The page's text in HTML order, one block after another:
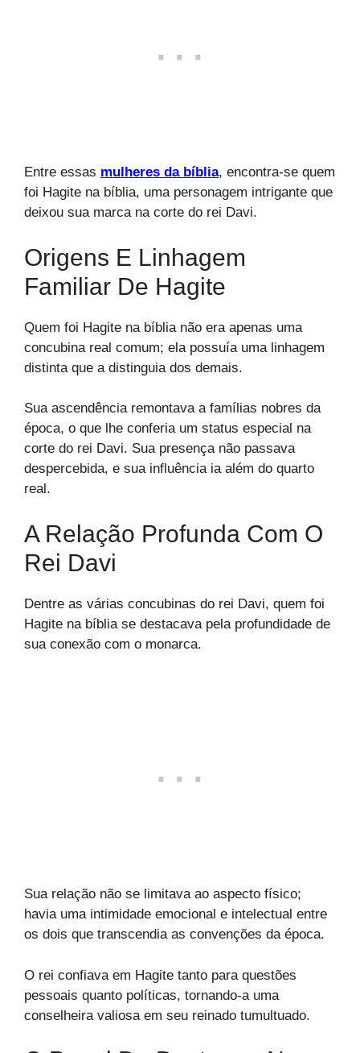
Entre essas mulheres da bíblia, encontra-se quem
foi Hagite na bíblia, uma personagem intrigante que
deixou sua marca na corte do rei Davi.
Origens E Linhagem
Familiar De Hagite
Quem foi Hagite na bíblia não era apenas uma
concubina real comum; ela possuía uma linhagem
distinta que a distinguia dos demais.
Sua ascendência remontava a famílias nobres da
época, o que lhe conferia um status especial na
corte do rei Davi. Sua presença não passava
despercebida, e sua influência ia além do quarto
real.
A Relação Profunda Com O
Rei Davi
Dentre as várias concubinas do rei Davi, quem foi
Hagite na bíblia se destacava pela profundidade de
sua conexão com o monarca.
Sua relação não se limitava ao aspecto físico;
havia uma intimidade emocional e intelectual entre
os dois que transcendia as convenções da época.
O rei confiava em Hagite tanto para questões
pessoais quanto políticas, tornando-a uma
conselheira valiosa em seu reinado tumultuado.